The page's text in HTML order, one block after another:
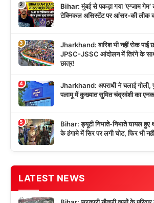
2
Bihar: मुंबई से पकड़ा गया ‘एग्जाम
टेक्निकल असिस्टेंट पर आंसर-की लीक
3
Jharkhand: बारिश भी नहीं रोक पाई
JPSC-JSSC आंदोलन में तिरंगे के
छात्र!
4
Jharkhand: अपराधी ने चलाई गोली,
पलामू में कुख्यात सुमित चंद्रवंशी का
5
Bihar: ड्यूटी निभाते-निभाते घायल
के हंगामे में सिर पर लगी चोट, फिर भी
LATEST NEWS